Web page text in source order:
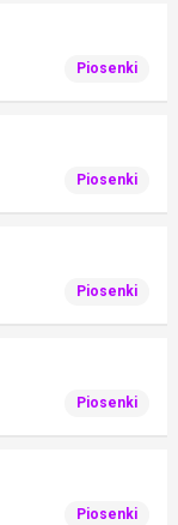
Piosenki
Piosenki
Piosenki
Piosenki
Piosenki